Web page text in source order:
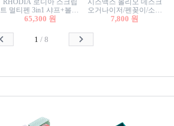
RHODIA 로디아 스크립
트 멀티펜 3in1 샤프+볼펜/
무광택 알루미늄 육각배
65,300 원
시스맥스 올리오 데스크
오거나이저/펜꽂이/소품
꽂이/소품함/정리함/수납
7,800 원
1 / 8